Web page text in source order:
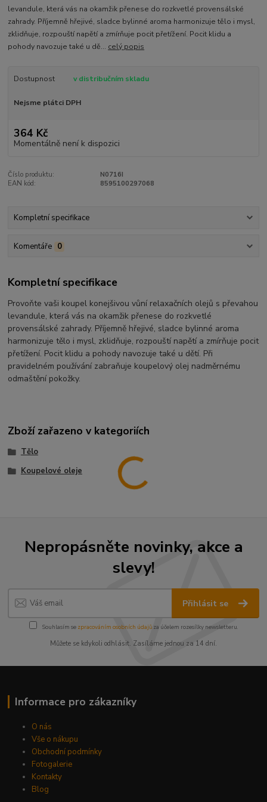
levandule, která vás na okamžik přenese do rozkvetlé provensálské
zahrady. Příjemně hřejivé, sladce bylinné aroma harmonizuje tělo i mysl,
zklidňuje, rozpouští napětí a zmírňuje pocit přetížení. Pocit klidu a
pohody navozuje také u dě... celý popis
Dostupnost v distribučním skladu
Nejsme plátci DPH
364 Kč
Momentálně není k dispozici
Číslo produktu:
N0716I
EAN kód:
8595100297068
Kompletní specifikace
Komentáře 0
Kompletní specifikace
Provoňte vaši koupel konejšivou vůní relaxačních olejů s převahou
levandule, která vás na okamžik přenese do rozkvetlé
provensálské zahrady. Příjemně hřejivé, sladce bylinné aroma
harmonizuje tělo i mysl, zklidňuje, rozpouští napětí a zmírňuje pocit
přetížení. Pocit klidu a pohody navozuje také u dětí. Při
pravidelném používání zabraňuje koupelový olej nadměrnému
odmaštění pokožky.
Zboží zařazeno v kategoriích
Tělo
Koupelové oleje
Nepropásněte novinky, akce a
slevy!
Přihlásit se
Souhlasím se zpracováním osobních údajůza účelem rozesílky newsletteru.
Můžete se kdykoli odhlásit. Zasíláme jednou za 14 dní.
Informace pro zákazníky
O nás
Vše o nákupu
Obchodní podmínky
Fotogalerie
Kontakty
Blog